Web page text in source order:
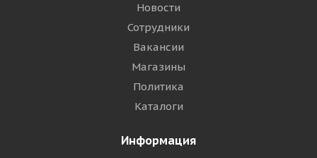
Новости
Сотрудники
Вакансии
Магазины
Политика
Каталоги
Информация